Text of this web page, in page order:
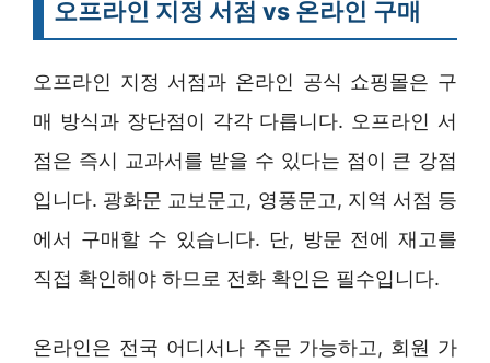
오프라인 지정 서점 vs 온라인 구매
오프라인 지정 서점과 온라인 공식 쇼핑몰은 구
매 방식과 장단점이 각각 다릅니다. 오프라인 서
점은 즉시 교과서를 받을 수 있다는 점이 큰 강점
입니다. 광화문 교보문고, 영풍문고, 지역 서점 등
에서 구매할 수 있습니다. 단, 방문 전에 재고를
직접 확인해야 하므로 전화 확인은 필수입니다.
온라인은 전국 어디서나 주문 가능하고, 회원 가